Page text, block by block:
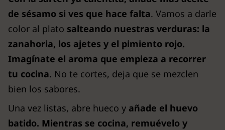
de sésamo si ves que hace falta. Vamos a darle
color al plato salteando nuestras verduras: la
zanahoria, los ajetes y el pimiento rojo.
Imagínate el aroma que empieza a recorrer
tu cocina. No te cortes, deja que se mezclen
bien los sabores.
Una vez listas, abre hueco y añade el huevo
batido. Mientras se cocina, remuévelo y